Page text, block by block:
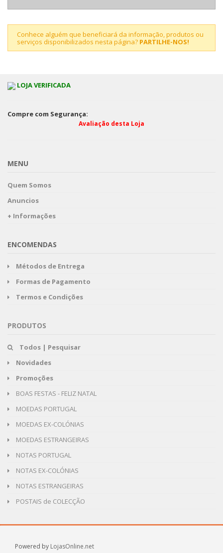
Conhece alguém que beneficiará da informação, produtos ou
serviços disponibilizados nesta página? PARTILHE-NOS!
LOJA VERIFICADA
Compre com Segurança:
Avaliação desta Loja
MENU
Quem Somos
Anuncios
+ Informações
ENCOMENDAS
Métodos de Entrega
Formas de Pagamento
Termos e Condições
PRODUTOS
Todos | Pesquisar
Novidades
Promoções
BOAS FESTAS - FELIZ NATAL
MOEDAS PORTUGAL
MOEDAS EX-COLÓNIAS
MOEDAS ESTRANGEIRAS
NOTAS PORTUGAL
NOTAS EX-COLÓNIAS
NOTAS ESTRANGEIRAS
POSTAIS de COLECÇÃO
Powered by LojasOnline.net